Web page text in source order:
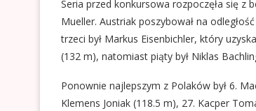
Seria przed konkursowa rozpoczęła się z
Mueller. Austriak poszybował na
trzeci był Markus Eisenbichler, który
(132 m), natomiast piąty był Niklas
Ponownie najlepszym z Polaków był 6.
Klemens Joniak (118.5 m), 27. Kacper